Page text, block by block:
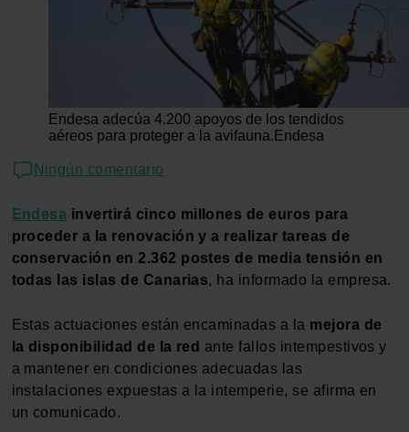
Endesa adecúa 4.200 apoyos de los tendidos
aéreos para proteger a la avifauna. Endesa
Ningún comentario
Endesa invertirá cinco millones de euros para
proceder a la renovación y a realizar tareas de
conservación en 2.362 postes de media tensión en
todas las islas de Canarias, ha informado la empresa.
Estas actuaciones están encaminadas a la mejora de
la disponibilidad de la red ante fallos intempestivos y
a mantener en condiciones adecuadas las
instalaciones expuestas a la intemperie, se afirma en
un comunicado.